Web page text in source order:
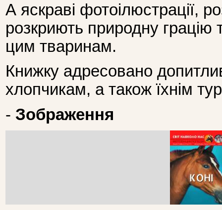
А яскраві фотоілюстрації,
розкриють природну грацію
цим тваринам.
Книжку адресовано
хлопчикам, а також їхнім
- Зображення